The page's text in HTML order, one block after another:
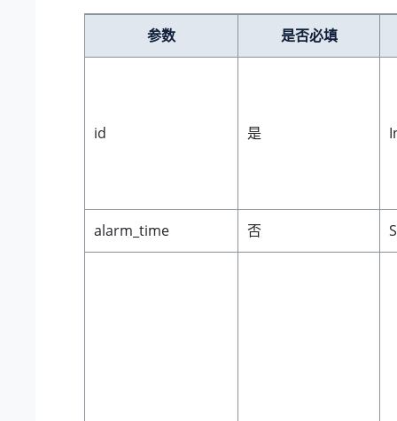
参数 是否必填
id 是
alarm_time 否